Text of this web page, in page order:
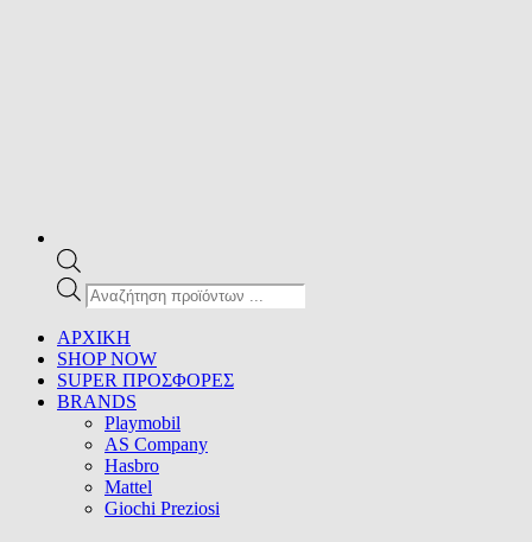
Products
search
ΑΡΧΙΚΗ
SHOP NOW
SUPER ΠΡΟΣΦΟΡΕΣ
BRANDS
Playmobil
AS Company
Hasbro
Mattel
Giochi Preziosi